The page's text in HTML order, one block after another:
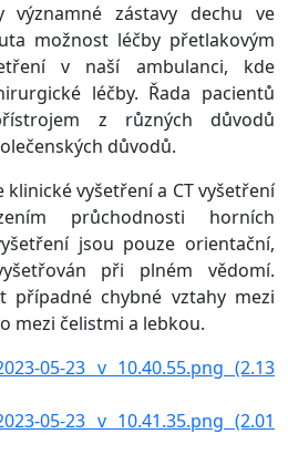
zástavy dechu ve
možnost léčby přetlakovým
v naší ambulanci, kde
léčby. Řada pacientů
z různých důvodů
důvodů.
vyšetření a CT vyšetření
průchodnosti horních
jsou pouze orientační,
při plném vědomí.
případné chybné vztahy mezi
mezi čelistmi a lebkou.